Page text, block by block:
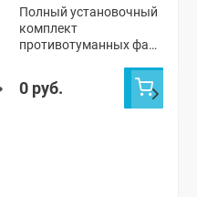
Полный установочный
комплект
противотуманных фар
0 руб.